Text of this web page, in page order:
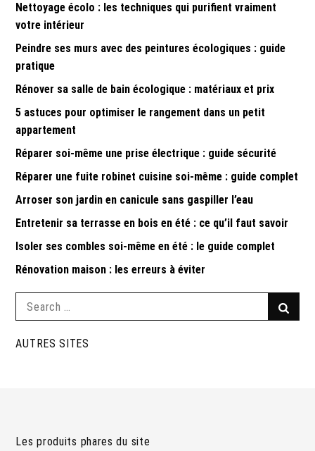
Nettoyage écolo : les techniques qui purifient vraiment
votre intérieur
Peindre ses murs avec des peintures écologiques : guide
pratique
Rénover sa salle de bain écologique : matériaux et prix
5 astuces pour optimiser le rangement dans un petit
appartement
Réparer soi-même une prise électrique : guide sécurité
Réparer une fuite robinet cuisine soi-même : guide complet
Arroser son jardin en canicule sans gaspiller l’eau
Entretenir sa terrasse en bois en été : ce qu’il faut savoir
Isoler ses combles soi-même en été : le guide complet
Rénovation maison : les erreurs à éviter
Search
AUTRES SITES
Les produits phares du site